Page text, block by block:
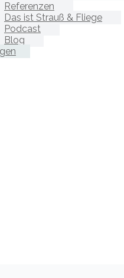
Referenzen
Das ist Strauß & Fliege
Podcast
Blog